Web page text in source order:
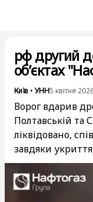
рф другий
об’єктах
Київ • УНН5 квітня
Ворог вдарив
Полтавській та
ліквідовано,
завдяки